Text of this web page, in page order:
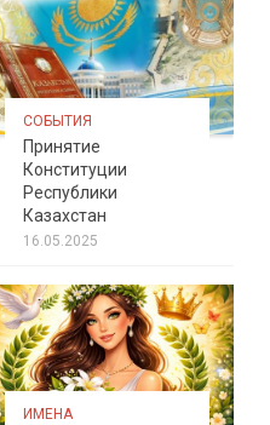
СОБЫТИЯ
Принятие
Конституции
Республики
Казахстан
16.05.2025
ИМЕНА